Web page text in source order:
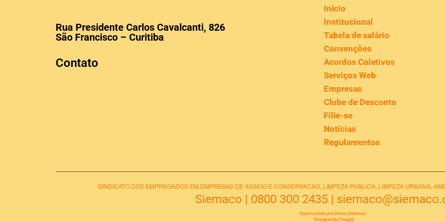
Rua Presidente Carlos Cavalcanti, 826
São Francisco – Curitiba
Contato
Início
Institucional
Tabela de salário
Convenções
Acordos Coletivos
Serviços Web
Empresas
Clube de Desconto
Filie-se
Notícias
Regulamentos
SINDICATO DOS EMPREGADOS EM EMPRESAS DE ASSEIO E CONSERVACAO, LIMPEZA PUBLICA, LIMPEZA URBANA,
Siemaco | 0800 300 2435|
Desenvolvido por Direta Sistemas
Designed by Freepik